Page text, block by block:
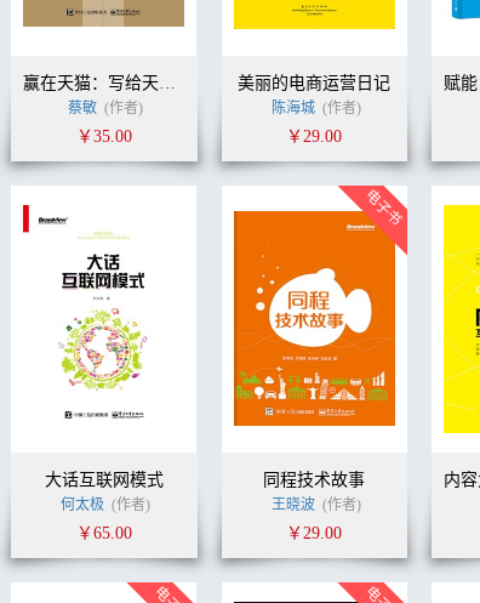
赢在天猫：写给天猫店长的店铺盈利之道
蔡敏 (作者)
￥35.00
美丽的电商运营日记
陈海城 (作者)
￥29.00
大话互联网模式
何太极 (作者)
￥65.00
同程技术故事
王晓波 (作者)
￥29.00